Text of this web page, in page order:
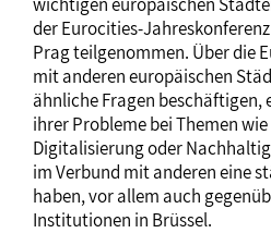
der Eurocities-
Prag teilgenommen. Über die
mit anderen europäischen
ähnliche Fragen
ihrer Probleme bei Themen
Digitalisierung oder
im Verbund mit anderen eine
haben, vor allem auch
Institutionen in Brüssel.